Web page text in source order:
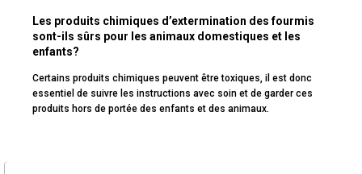
Les produits chimiques d’extermination des fourmis
sont-ils sûrs pour les animaux domestiques et les
enfants?
Certains produits chimiques peuvent être toxiques, il est donc
essentiel de suivre les instructions avec soin et de garder ces
produits hors de portée des enfants et des animaux.